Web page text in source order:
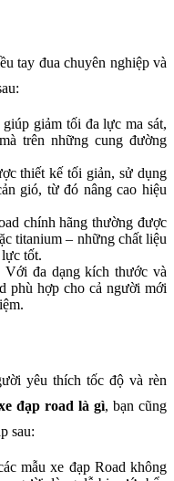
tay đua chuyên nghiệp và
giảm tối đa lực ma sát,
trên những cung đường
thiết kế tối giản, sử dụng
gió, từ đó nâng cao hiệu
chính hãng thường được
titanium – những chất liệu
tốt.
Với đa dạng kích thước và
phù hợp cho cả người mới
yêu thích tốc độ và rèn
đạp road là gì, bạn cũng
sau:
mẫu xe đạp Road không